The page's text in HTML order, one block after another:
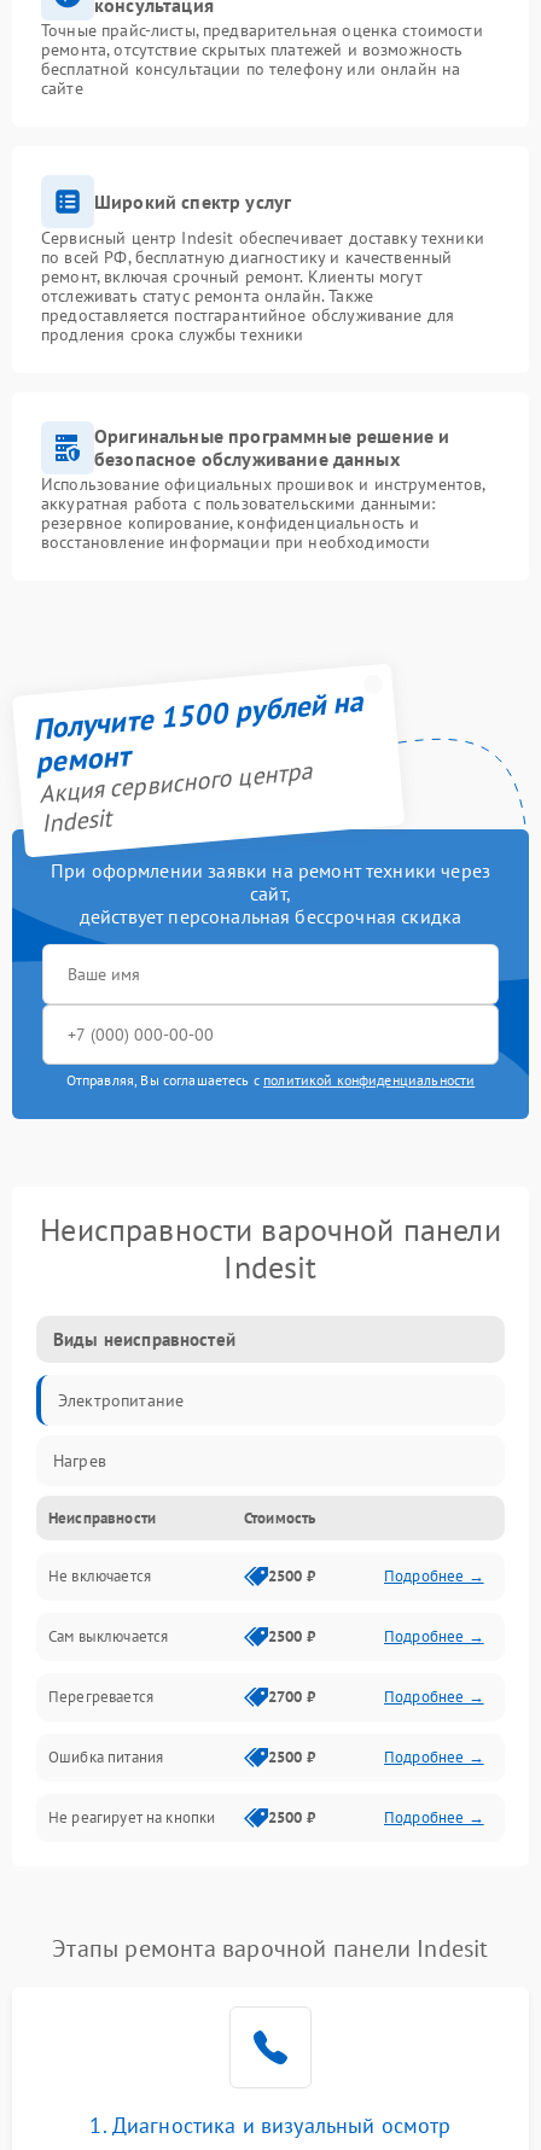
консультация
Точные прайс-листы, предварительная оценка стоимости
ремонта, отсутствие скрытых платежей и возможность
бесплатной консультации по телефону или онлайн на
сайте
Широкий спектр услуг
Сервисный центр Indesit обеспечивает доставку техники
по всей РФ, бесплатную диагностику и качественный
ремонт, включая срочный ремонт. Клиенты могут
отслеживать статус ремонта онлайн. Также
предоставляется постгарантийное обслуживание для
продления срока службы техники
Оригинальные программные решение и
безопасное обслуживание данных
Использование официальных прошивок и инструментов,
аккуратная работа с пользовательскими данными:
резервное копирование, конфиденциальность и
восстановление информации при необходимости
Получите 1500 рублей на
ремонт
Акция сервисного центра
Indesit
При оформлении заявки на ремонт техники через
сайт,
действует персональная бессрочная скидка
Отправляя, Вы соглашаетесь с политикой конфиденциальности
Неисправности варочной панели
Indesit
Виды неисправностей
Электропитание
Нагрев
Неисправности Стоимость
Не включается 2500 ₽ Подробнее →
Сам выключается 2500 ₽ Подробнее →
Перегревается 2700 ₽ Подробнее →
Ошибка питания 2500 ₽ Подробнее →
Не реагирует на кнопки 2500 ₽ Подробнее →
Этапы ремонта варочной панели Indesit
1. Диагностика и визуальный осмотр